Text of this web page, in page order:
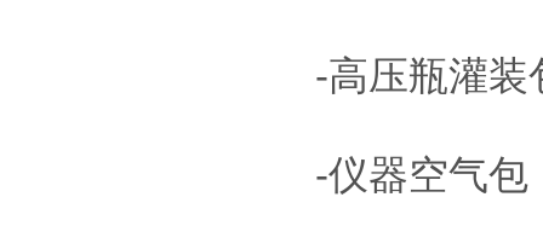
-高压瓶灌装
-仪器空气包